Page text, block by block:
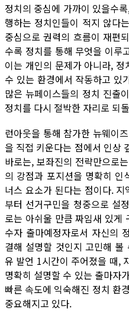
정치의 중심에 가까이 있을수
행하는 정치인들이 적지 않다
중심으로 권력의 흐름이 재편
수록 정치를 통해 무엇을 이루
이는 개인의 문제가 아니라,
수 있는 환경에서 작동하고 있
많은 뉴페이스들의 정치 진출
정치를 다시 절박한 자리로 되
런아웃을 통해 참가한 뉴웨이
을 직접 키운다는 점에서 인상
바로는, 보좌진의 전략만으로
의 강점과 포지션을 명확히 인
너스 요소가 된다는 점이다. 지
부터 선거구민을 청중으로 설
로는 아쉬울 만큼 짜임새 있게
수자 출마예정자로서 자신의
결해 설명할 것인지 고민해
유 발언 1시간이 주어졌을 때,
명확히 설명할 수 있는 출마자
빠른 속도에 익숙해진 정치 환
중요해지고 있다.